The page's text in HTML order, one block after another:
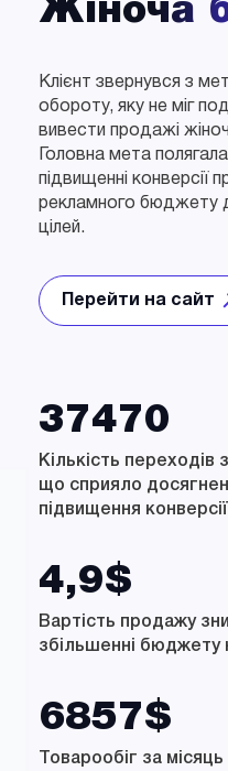
Жіноча
Клієнт звернувся з
обороту, яку не міг
вивести продажі
Головна мета
підвищенні конверсії
рекламного бюджету
цілей.
Відкрити
Перейти на сайт
37470
Кількість переходів
що сприяло
підвищення
4,9$
Вартість продажу
збільшенні бюджету
6857$
Товарообіг за